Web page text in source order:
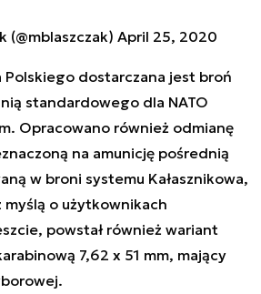
(@mblaszczak) April 25, 2020
Polskiego dostarczana jest broń
standardowego dla NATO
Opracowano również odmianę
na amunicję pośrednią
w broni systemu Kałasznikowa,
o użytkownikach
powstał również wariant
7,62 x 51 mm, mający